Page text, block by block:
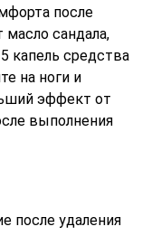
после
сандала,
капель средства
на ноги и
эффект от
выполнения
после удаления